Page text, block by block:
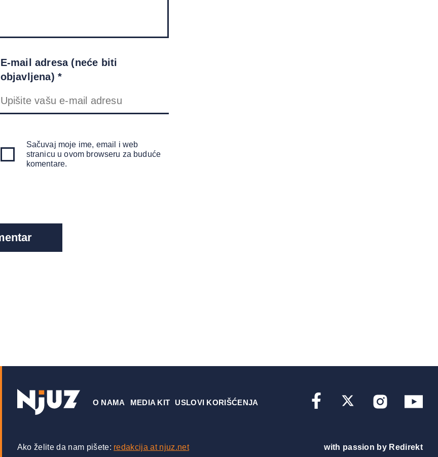
E-mail adresa (neće biti
objavljena) *
Sačuvaj moje ime, email i web
stranicu u ovom browseru za buduće
komentare.
О NAMA MEDIA KIT USLOVI KORIŠĆENJA
Ako želite da nam pišete: redakcija at njuz.net with passion by Redirekt